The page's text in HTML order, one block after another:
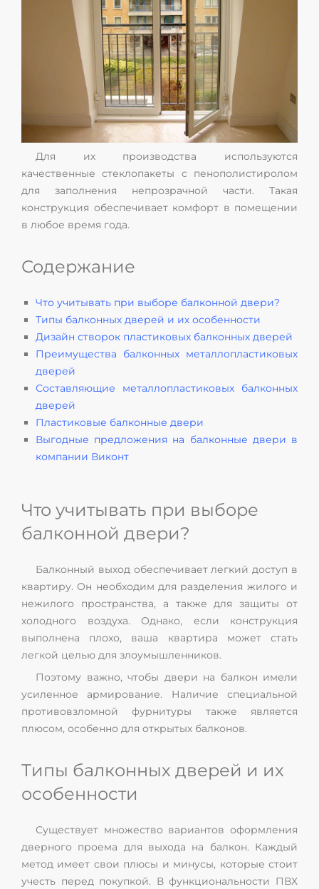
Для их производства используются
качественные стеклопакеты с пенополистиролом
для заполнения непрозрачной части. Такая
конструкция обеспечивает комфорт в помещении
в любое время года.
Содержание
Что учитывать при выборе балконной двери?
Типы балконных дверей и их особенности
Дизайн створок пластиковых балконных дверей
Преимущества балконных металлопластиковых
дверей
Составляющие металлопластиковых балконных
дверей
Пластиковые балконные двери
Выгодные предложения на балконные двери в
компании Виконт
Что учитывать при выборе
балконной двери?
Балконный выход обеспечивает легкий доступ в
квартиру. Он необходим для разделения жилого и
нежилого пространства, а также для защиты от
холодного воздуха. Однако, если конструкция
выполнена плохо, ваша квартира может стать
легкой целью для злоумышленников.
Поэтому важно, чтобы двери на балкон имели
усиленное армирование. Наличие специальной
противовзломной фурнитуры также является
плюсом, особенно для открытых балконов.
Типы балконных дверей и их
особенности
Существует множество вариантов оформления
дверного проема для выхода на балкон. Каждый
метод имеет свои плюсы и минусы, которые стоит
учесть перед покупкой. В функциональности ПВХ